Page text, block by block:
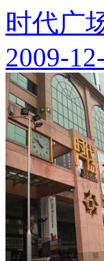
时代广
2009-